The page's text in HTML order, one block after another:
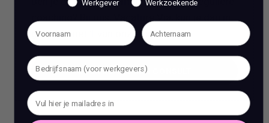
gesprek met 1 van onze experts.
BOEK EEN 70 MIN CONSULT
BOEK EEN 70 MIN CONSULT
Werkgever Werkzoekende